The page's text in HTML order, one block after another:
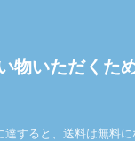
物いただくた
達すると、送料は無料に